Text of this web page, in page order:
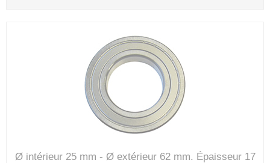
Ø intérieur 25 mm - Ø extérieur 62 mm. Épaisseur 17